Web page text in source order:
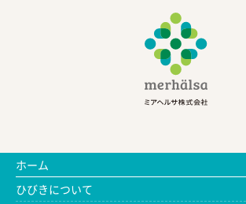
ホーム
ひびきについて